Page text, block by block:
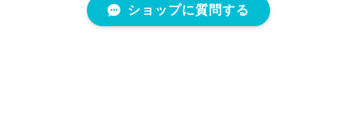
ショップに質問する